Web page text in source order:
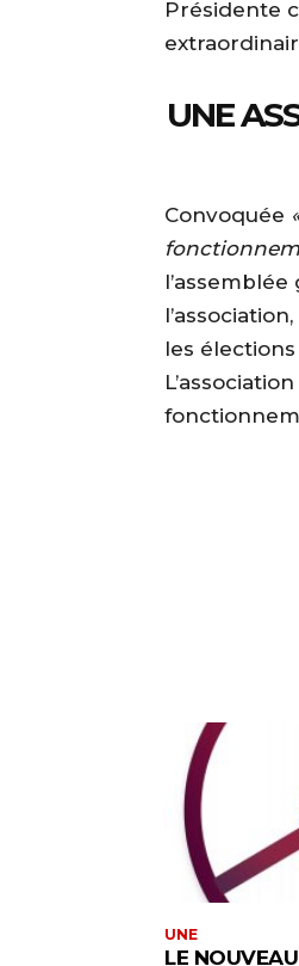
Présidente
UNE
Convoquée
les
UNE
LE